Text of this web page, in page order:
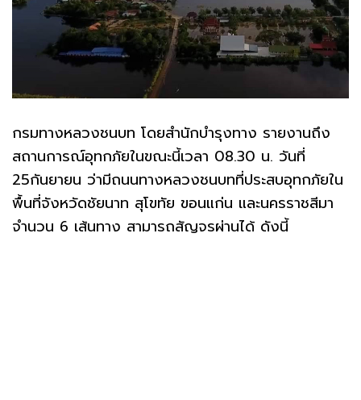
กรมทางหลวงชนบท โดยสำนักบำรุงทาง รายงานถึง
สถานการณ์อุทกภัยในขณะนี้เวลา 08.30 น. วันที่
25กันยายน ว่ามีถนนทางหลวงชนบทที่ประสบอุทกภัยใน
พื้นที่จังหวัดชัยนาท สุโขทัย ขอนแก่น และนครราชสีมา
จำนวน 6 เส้นทาง สามารถสัญจรผ่านได้ ดังนี้